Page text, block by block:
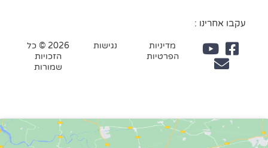
עקבו אחרינו :
מדיניות
הפרטיות
נגישות
2026 © כל
הזכויות
שמורות